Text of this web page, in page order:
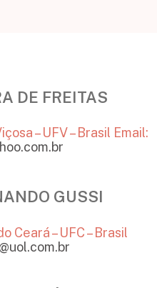
DE FREITAS
– UFV – Brasil Email:
GUSSI
Ceará – UFC – Brasil